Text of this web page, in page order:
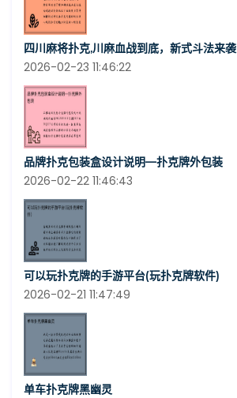
四川麻将扑克,川麻血战到底，新式斗法来袭
2026-02-23 11:46:22
品牌扑克包装盒设计说明—扑克牌外包装
2026-02-22 11:46:43
可以玩扑克牌的手游平台(玩扑克牌软件)
2026-02-21 11:47:49
单车扑克牌黑幽灵